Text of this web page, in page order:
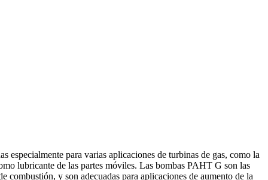
especialmente para varias aplicaciones de turbinas de gas, como la
lubricante de las partes móviles. Las bombas PAHT G son las
combustión, y son adecuadas para aplicaciones de aumento de la